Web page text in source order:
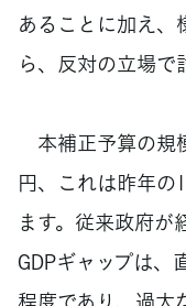
あることに加え、
ら、反対の立場で
本補正予算の規
円、これは昨年の
ます。従来政府が
GDPギャップは、